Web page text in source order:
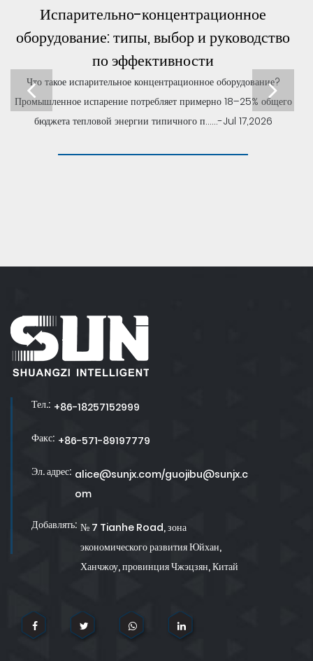
Испарительно-концентрационное
оборудование: типы, выбор и руководство
по эффективности
Что такое испарительное концентрационное оборудование?
Промышленное испарение потребляет примерно 18–25% общего
бюджета тепловой энергии типичного п......-Jul 17,2026
Тел.: +86-18257152999
Факс: +86-571-89197779
Эл. адрес: alice@sunjx.com/guojibu@sunjx.c
om
Добавлять: № 7 Tianhe Road, зона
экономического развития Юйхан,
Ханчжоу, провинция Чжэцзян, Китай